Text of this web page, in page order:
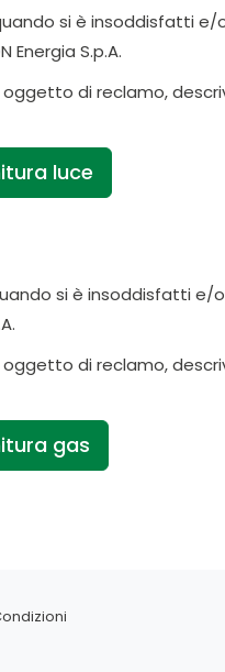
si è insoddisfatti
S.p.A.
di reclamo,
luce
si è insoddisfatti
di reclamo,
gas